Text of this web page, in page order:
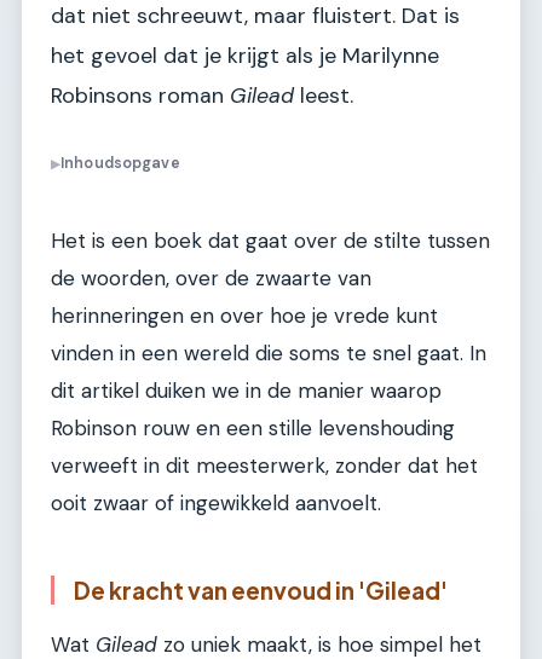
dat niet schreeuwt, maar fluistert. Dat is
het gevoel dat je krijgt als je Marilynne
Robinsons roman Gileadleest.
▶Inhoudsopgave
Het is een boek dat gaat over de stilte tussen
de woorden, over de zwaarte van
herinneringen en over hoe je vrede kunt
vinden in een wereld die soms te snel gaat. In
dit artikel duiken we in de manier waarop
Robinson rouw en een stille levenshouding
verweeft in dit meesterwerk, zonder dat het
ooit zwaar of ingewikkeld aanvoelt.
De kracht van eenvoud in 'Gilead'
Wat Gilead zo uniek maakt, is hoe simpel het